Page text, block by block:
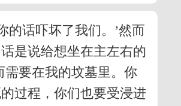
的话吓坏了我们。’然而
是说给想坐在主左右的
需要在我的坟墓里。你
过程，你们也要受浸进